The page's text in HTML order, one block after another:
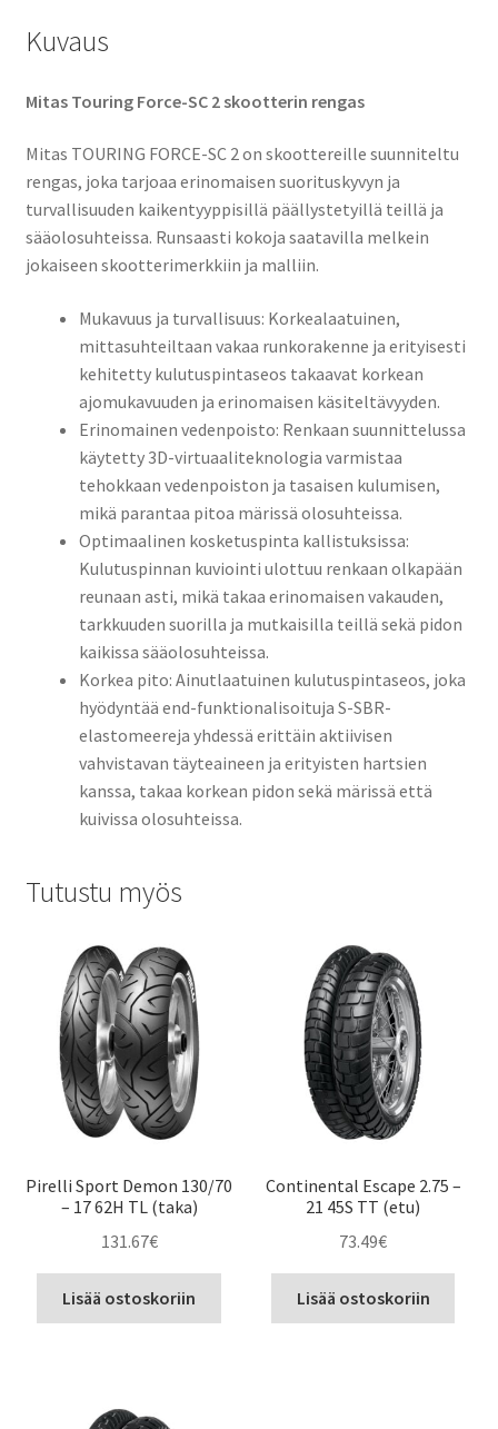
Kuvaus
Mitas Touring Force-SC 2 skootterin rengas
Mitas TOURING FORCE-SC 2 on skoottereille suunniteltu
rengas, joka tarjoaa erinomaisen suorituskyvyn ja
turvallisuuden kaikentyyppisillä päällystetyillä teillä ja
sääolosuhteissa. Runsaasti kokoja saatavilla melkein
jokaiseen skootterimerkkiin ja malliin.
Mukavuus ja turvallisuus: Korkealaatuinen,
mittasuhteiltaan vakaa runkorakenne ja erityisesti
kehitetty kulutuspintaseos takaavat korkean
ajomukavuuden ja erinomaisen käsiteltävyyden.
Erinomainen vedenpoisto: Renkaan suunnittelussa
käytetty 3D-virtuaaliteknologia varmistaa
tehokkaan vedenpoiston ja tasaisen kulumisen,
mikä parantaa pitoa märissä olosuhteissa.
Optimaalinen kosketuspinta kallistuksissa:
Kulutuspinnan kuviointi ulottuu renkaan olkapään
reunaan asti, mikä takaa erinomaisen vakauden,
tarkkuuden suorilla ja mutkaisilla teillä sekä pidon
kaikissa sääolosuhteissa.
Korkea pito: Ainutlaatuinen kulutuspintaseos, joka
hyödyntää end-funktionalisoituja S-SBR-
elastomeereja yhdessä erittäin aktiivisen
vahvistavan täyteaineen ja erityisten hartsien
kanssa, takaa korkean pidon sekä märissä että
kuivissa olosuhteissa.
Tutustu myös
Pirelli Sport Demon 130/70
– 17 62H TL (taka)
131.67€
Lisää ostoskoriin
Continental Escape 2.75 –
21 45S TT (etu)
73.49€
Lisää ostoskoriin